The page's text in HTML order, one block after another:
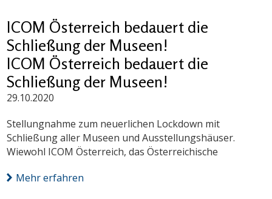
ICOM Österreich bedauert die
Schließung der Museen!
ICOM Österreich bedauert die
Schließung der Museen!
29.10.2020
Stellungnahme zum neuerlichen Lockdown mit
Schließung aller Museen und Ausstellungshäuser.
Wiewohl ICOM Österreich, das Österreichische
Mehr erfahren